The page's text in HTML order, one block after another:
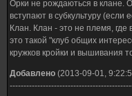
Орки не рождаються в
вступают в субкультуру
Клан. Клан - это не племя, где
это такой "клуб общих
кружков кройки и вышивания
Добавлено (2013-09-01,